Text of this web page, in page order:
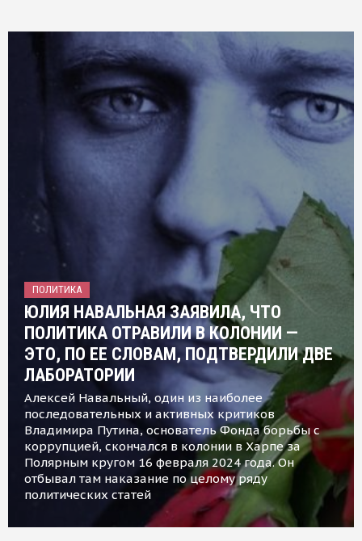
ПОЛИТИКА
ЮЛИЯ НАВАЛЬНАЯ ЗАЯВИЛА, ЧТО
ПОЛИТИКА ОТРАВИЛИ В КОЛОНИИ —
ЭТО, ПО ЕЕ СЛОВАМ, ПОДТВЕРДИЛИ ДВЕ
ЛАБОРАТОРИИ
Алексей Навальный, один из наиболее
последовательных и активных критиков
Владимира Путина, основатель Фонда борьбы с
коррупцией, скончался в колонии в Харпе за
Полярным кругом 16 февраля 2024 года. Он
отбывал там наказание по целому ряду
политических статей